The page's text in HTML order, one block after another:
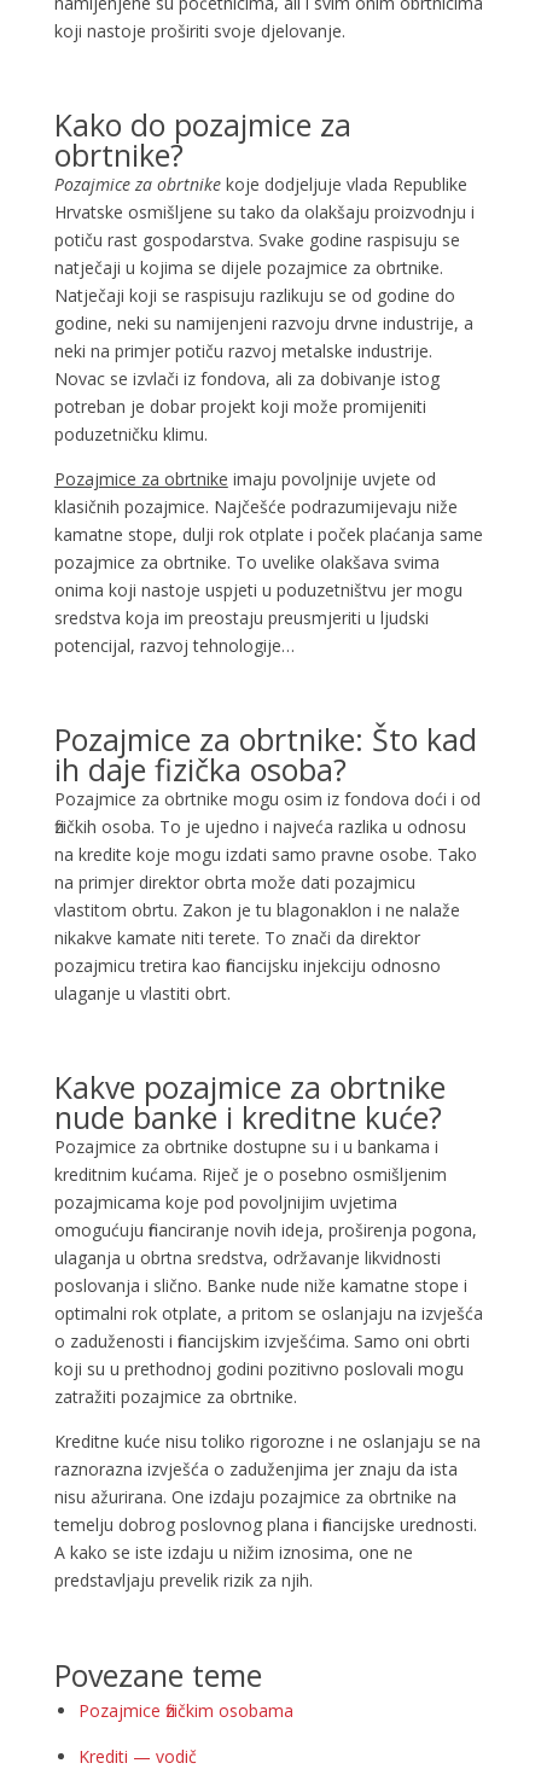
koji nastoje proširiti svoje djelovanje.
Kako do pozajmice za
obrtnike?
Pozajmice za obrtnikekoje dodjeljuje vlada Republike
Hrvatske osmišljene su tako da olakšaju proizvodnju i
potiču rast gospodarstva. Svake godine raspisuju se
natječaji u kojima se dijele pozajmice za obrtnike.
Natječaji koji se raspisuju razlikuju se od godine do
godine, neki su namijenjeni razvoju drvne industrije, a
neki na primjer potiču razvoj metalske industrije.
Novac se izvlači iz fondova, ali za dobivanje istog
potreban je dobar projekt koji može promijeniti
poduzetničku klimu.
Pozajmice za obrtnike imaju povoljnije uvjete od
klasičnih pozajmice. Najčešće podrazumijevaju niže
kamatne stope, dulji rok otplate i poček plaćanja same
pozajmice za obrtnike. To uvelike olakšava svima
onima koji nastoje uspjeti u poduzetništvu jer mogu
sredstva koja im preostaju preusmjeriti u ljudski
potencijal, razvoj tehnologije…
Pozajmice za obrtnike: Što kad
ih daje fizička osoba?
Pozajmice za obrtnike mogu osim iz fondova doći i od
fizičkih osoba. To je ujedno i najveća razlika u odnosu
na kredite koje mogu izdati samo pravne osobe. Tako
na primjer direktor obrta može dati pozajmicu
vlastitom obrtu. Zakon je tu blagonaklon i ne nalaže
nikakve kamate niti terete. To znači da direktor
pozajmicu tretira kao financijsku injekciju odnosno
ulaganje u vlastiti obrt.
Kakve pozajmice za obrtnike
nude banke i kreditne kuće?
Pozajmice za obrtnike dostupne su i u bankama i
kreditnim kućama. Riječ je o posebno osmišljenim
pozajmicama koje pod povoljnijim uvjetima
omogućuju financiranje novih ideja, proširenja pogona,
ulaganja u obrtna sredstva, održavanje likvidnosti
poslovanja i slično. Banke nude niže kamatne stope i
optimalni rok otplate, a pritom se oslanjaju na izvješća
o zaduženosti i financijskim izvješćima. Samo oni obrti
koji su u prethodnoj godini pozitivno poslovali mogu
zatražiti pozajmice za obrtnike.
Kreditne kuće nisu toliko rigorozne i ne oslanjaju se na
raznorazna izvješća o zaduženjima jer znaju da ista
nisu ažurirana. One izdaju pozajmice za obrtnike na
temelju dobrog poslovnog plana i financijske urednosti.
A kako se iste izdaju u nižim iznosima, one ne
predstavljaju prevelik rizik za njih.
Povezane teme
Pozajmice fizičkim osobama
Krediti — vodič